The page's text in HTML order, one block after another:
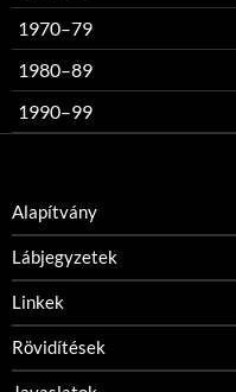
1970–79
1980–89
1990–99
Alapítvány
Lábjegyzetek
Linkek
Rövidítések